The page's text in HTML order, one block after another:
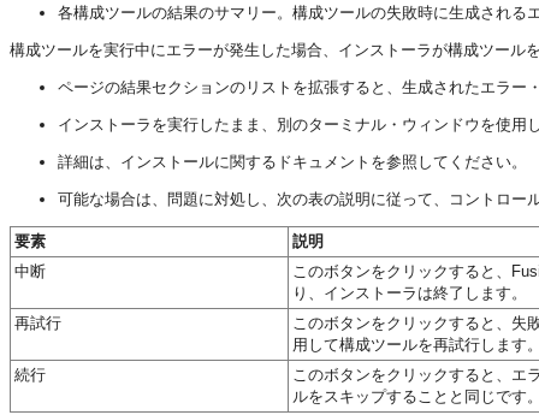
各構成ツールの結果のサマリー。構成ツールの失敗時に生成される
構成ツールを実行中にエラーが発生した場合、インストーラが構成ツー
ページの結果セクションのリストを拡張すると、生成されたエラー
インストーラを実行したまま、別のターミナル・ウィンドウを使用
詳細は、インストールに関するドキュメントを参照してください。
可能な場合は、問題に対処し、次の表の説明に従って、コントロ
要素
説明
中断
このボタンをクリックすると、
り、インストーラは終了します。
再試行
このボタンをクリックすると、失
用して構成ツールを再試行します
続行
このボタンをクリックすると、エ
ルをスキップすることと同じです